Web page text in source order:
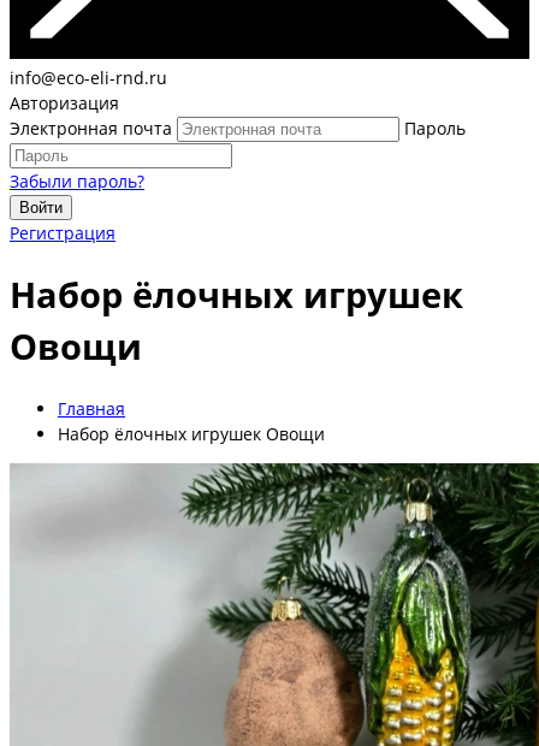
info@eco-eli-rnd.ru
Авторизация
Электронная почта
Пароль
Забыли пароль?
Войти
Регистрация
Набор ёлочных игрушек
Овощи
Главная
Набор ёлочных игрушек Овощи